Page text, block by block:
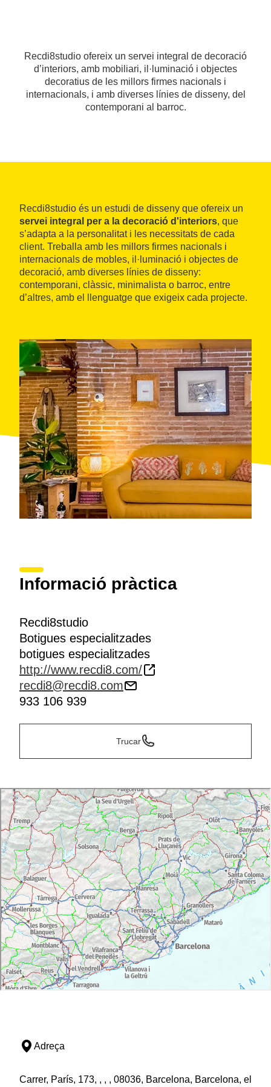
Recdi8studio ofereix un servei integral de decoració
d’interiors, amb mobiliari, il·luminació i objectes
decoratius de les millors firmes nacionals i
internacionals, i amb diverses línies de disseny, del
contemporani al barroc.
Recdi8studio és un estudi de disseny que ofereix un
servei integral per a la decoració d'interiors, que
s’adapta a la personalitat i les necessitats de cada
client. Treballa amb les millors firmes nacionals i
internacionals de mobles, il·luminació i objectes de
decoració, amb diverses línies de disseny:
contemporani, clàssic, minimalista o barroc, entre
d’altres, amb el llenguatge que exigeix cada projecte.
Informació pràctica
Recdi8studio
Botigues especialitzades
botigues especialitzades
http://www.recdi8.com/
recdi8@recdi8.com
933 106 939
Trucar
Adreça
Carrer, París, 173, , , , 08036, Barcelona, Barcelona, el